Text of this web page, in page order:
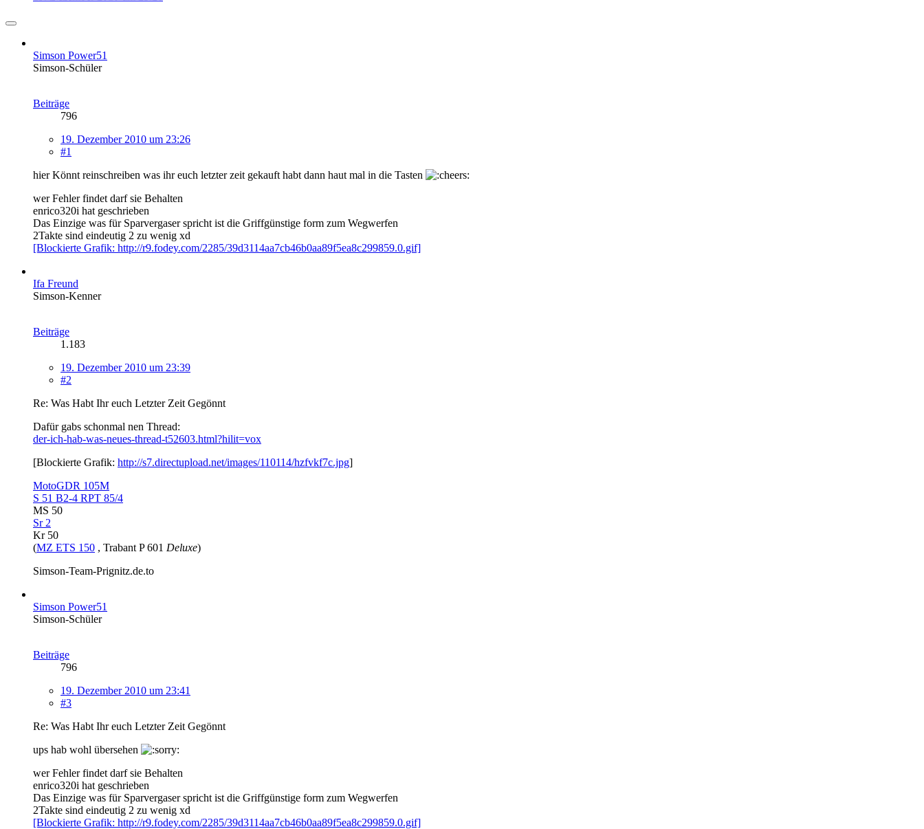
Simson Power51
Simson-Schüler
Beiträge
796
19. Dezember 2010 um 23:26
#1
hier Könnt reinschreiben was ihr euch letzter zeit gekauft habt dann haut mal in die Tasten
wer Fehler findet darf sie Behalten
enrico320i hat geschrieben
Das Einzige was für Sparvergaser spricht ist die Griffgünstige form zum Wegwerfen
2Takte sind eindeutig 2 zu wenig xd
[Blockierte Grafik: http://r9.fodey.com/2285/39d3114aa7cb46b0aa89f5ea8c299859.0.gif]
Ifa Freund
Simson-Kenner
Beiträge
1.183
19. Dezember 2010 um 23:39
#2
Re: Was Habt Ihr euch Letzter Zeit Gegönnt
Dafür gabs schonmal nen Thread:
der-ich-hab-was-neues-thread-t52603.html?hilit=vox
[Blockierte Grafik: http://s7.directupload.net/images/110114/hzfvkf7c.jpg]
MotoGDR 105M
S 51 B2-4 RPT 85/4
MS 50
Sr 2
Kr 50
(MZ ETS 150 , Trabant P 601 Deluxe)
Simson-Team-Prignitz.de.to
Simson Power51
Simson-Schüler
Beiträge
796
19. Dezember 2010 um 23:41
#3
Re: Was Habt Ihr euch Letzter Zeit Gegönnt
ups hab wohl übersehen
wer Fehler findet darf sie Behalten
enrico320i hat geschrieben
Das Einzige was für Sparvergaser spricht ist die Griffgünstige form zum Wegwerfen
2Takte sind eindeutig 2 zu wenig xd
[Blockierte Grafik: http://r9.fodey.com/2285/39d3114aa7cb46b0aa89f5ea8c299859.0.gif]